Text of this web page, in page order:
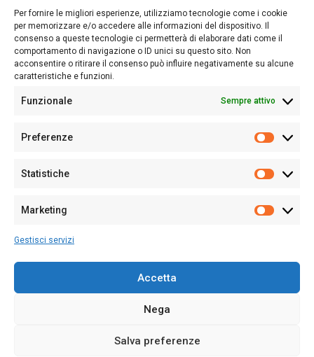
Per fornire le migliori esperienze, utilizziamo tecnologie come i cookie
per memorizzare e/o accedere alle informazioni del dispositivo. Il
consenso a queste tecnologie ci permetterà di elaborare dati come il
comportamento di navigazione o ID unici su questo sito. Non
acconsentire o ritirare il consenso può influire negativamente su alcune
caratteristiche e funzioni.
Funzionale Sempre attivo
Preferenze
Statistiche
Marketing
Gestisci servizi
Accetta
Nega
Salva preferenze
lettori su quanto accade in Sardegna, con un occhio rivolto al
nostro passato e, soprattutto, al nostro futuro
Follow Us
Sede:Via Cristoforo Colombo 09013 Carbonia
Partita IVA02270380922
128/2020 del 10/02/2020
Per la Pubblicità:
Sardegna Ieri-Oggi-Domani- Tutti i diritti sono riservati -